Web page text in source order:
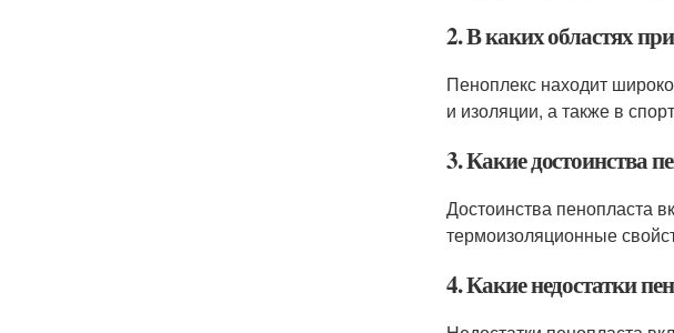
2. В каких областях
Пеноплекс находит
и изоляции, а также в
3. Какие достоинства
Достоинства пенопласта
термоизоляционные
4. Какие недостатки